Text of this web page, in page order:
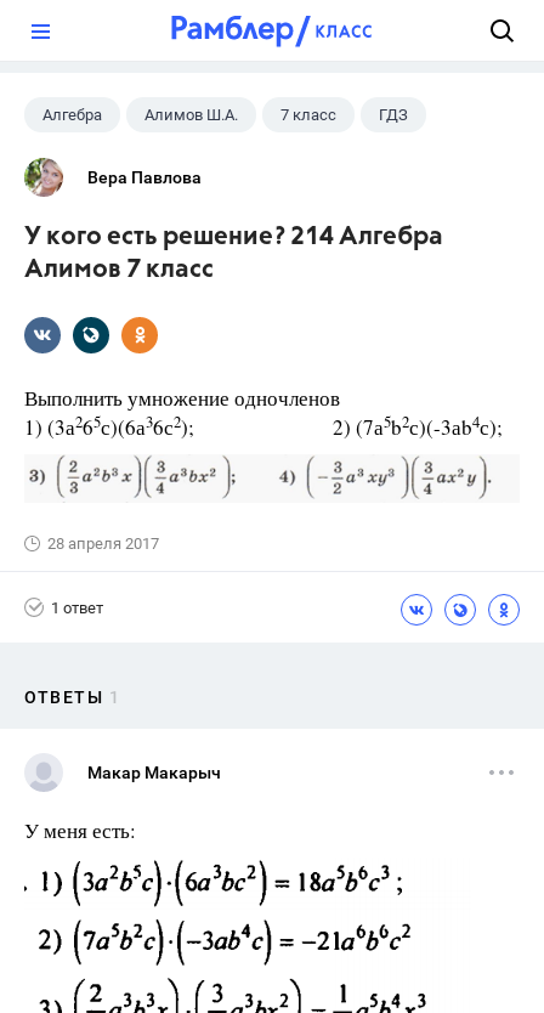
Алгебра Алимов Ш.А. 7 класс ГДЗ
Вера Павлова
У кого есть решение? 214 Алгебра
Алимов 7 класс
Выполнить умножение одночленов
1) (3а265с)(6а36с2); 2) (7а5b2с)(-3аb4с);
28 апреля 2017
1 ответ
ОТВЕТЫ 1
Макар Макарыч
У меня есть: